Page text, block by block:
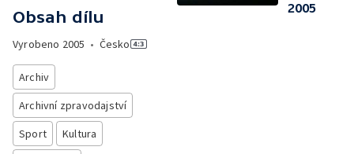
Obsah dílu
Vyrobeno 2005 • Česko
Archiv
Archivní zpravodajství
Sport
Kultura
2005